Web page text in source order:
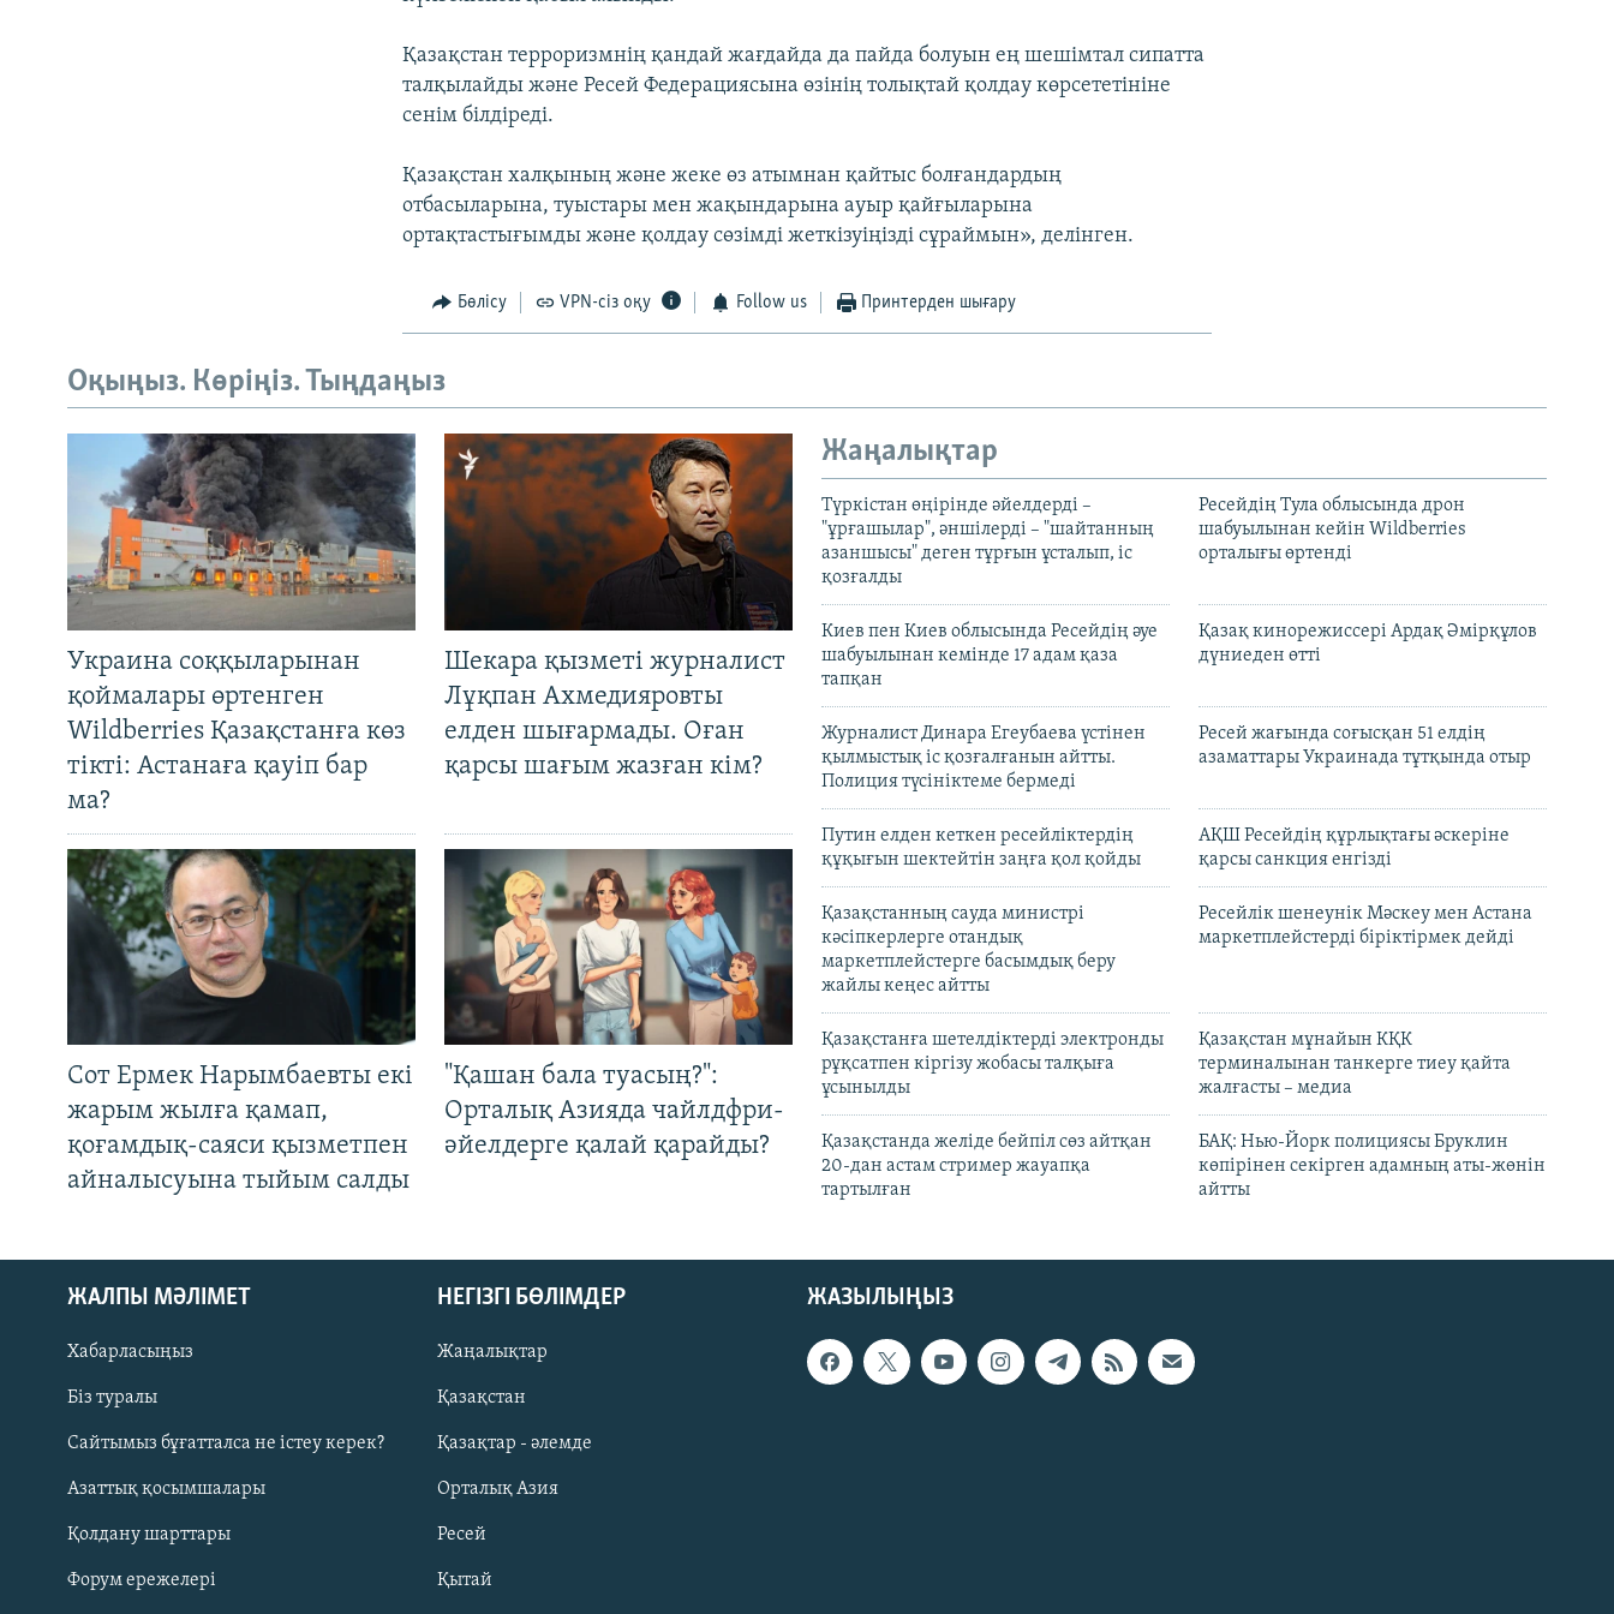
Русский
ЖАЗЫЛЫҢЫЗ
Қазақстан терроризмнің қандай жағдайда да пайда болуын ең шешімтал сипатта
талқылайды және Ресей Федерациясына өзінің толықтай қолдау көрсететініне
сенім білдіреді.
Қазақстан халқының және жеке өз атымнан қайтыс болғандардың
отбасыларына, туыстары мен жақындарына ауыр қайғыларына
ортақтастығымды және қолдау сөзімді жеткізуіңізді сұраймын», делінген.
Бөлісу VPN-сіз оқу Follow us Принтерден шығару
Оқыңыз. Көріңіз. Тыңдаңыз
Украина соққыларынан
қоймалары өртенген
Wildberries Қазақстанға көз
тікті: Астанаға қауіп бар
ма?
Шекара қызметі журналист
Лұқпан Ахмедияровты
елден шығармады. Оған
қарсы шағым жазған кім?
Сот Ермек Нарымбаевты екі
жарым жылға қамап,
қоғамдық-саяси қызметпен
айналысуына тыйым салды
"Қашан бала туасың?":
Орталық Азияда чайлдфри-
әйелдерге қалай қарайды?
Жаңалықтар
Түркістан өңірінде әйелдерді –
"ұрғашылар", әншілерді – "шайтанның
азаншысы" деген тұрғын ұсталып, іс
қозғалды
Ресейдің Тула облысында дрон
шабуылынан кейін Wildberries
орталығы өртенді
Киев пен Киев облысында Ресейдің әуе
шабуылынан кемінде 17 адам қаза
тапқан
Қазақ кинорежиссері Ардақ Әмірқұлов
дүниеден өтті
Журналист Динара Егеубаева үстінен
қылмыстық іс қозғалғанын айтты.
Полиция түсініктеме бермеді
Ресей жағында соғысқан 51 елдің
азаматтары Украинада тұтқында отыр
Путин елден кеткен ресейліктердің
құқығын шектейтін заңға қол қойды
АҚШ Ресейдің құрлықтағы әскеріне
қарсы санкция енгізді
Қазақстанның сауда министрі
кәсіпкерлерге отандық
маркетплейстерге басымдық беру
жайлы кеңес айтты
Ресейлік шенеунік Мәскеу мен Астана
маркетплейстерді біріктірмек дейді
Қазақстанға шетелдіктерді электронды
рұқсатпен кіргізу жобасы талқыға
ұсынылды
Қазақстан мұнайын КҚК
терминалынан танкерге тиеу қайта
жалғасты – медиа
Қазақстанда желіде бейпіл сөз айтқан
20-дан астам стример жауапқа
тартылған
БАҚ: Нью-Йорк полициясы Бруклин
көпірінен секірген адамның аты-жөнін
айтты
ЖАЗЫЛЫҢЫЗ
ЖАЛПЫ МӘЛІМЕТ
Хабарласыңыз
Біз туралы
Сайтымыз бұғатталса не істеу керек?
Азаттық қосымшалары
Қолдану шарттары
Форум ережелері
НЕГІЗГІ БӨЛІМДЕР
Жаңалықтар
Қазақстан
Қазақтар - әлемде
Орталық Азия
Ресей
Қытай